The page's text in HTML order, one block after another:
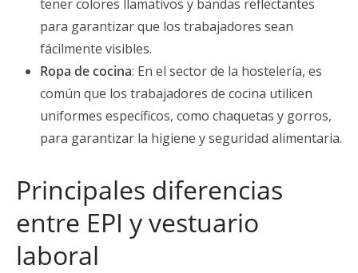
tener colores llamativos y bandas reflectantes
para garantizar que los trabajadores sean
fácilmente visibles.
Ropa de cocina: En el sector de la hostelería, es
común que los trabajadores de cocina utilicen
uniformes específicos, como chaquetas y gorros,
para garantizar la higiene y seguridad alimentaria.
Principales diferencias
entre EPI y vestuario
laboral